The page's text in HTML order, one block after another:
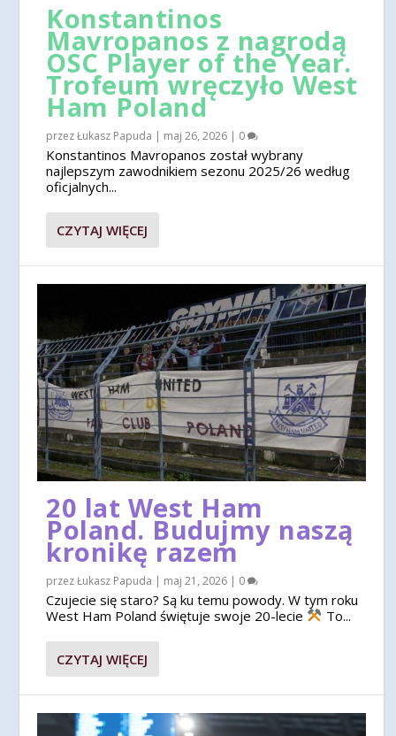
Konstantinos
Mavropanos z nagrodą
OSC Player of the Year.
Trofeum wręczyło West
Ham Poland
przezŁukasz Papuda | maj 26, 2026 | 0
Konstantinos Mavropanos został wybrany
najlepszym zawodnikiem sezonu 2025/26 według
oficjalnych...
CZYTAJ WIĘCEJ
20 lat West Ham
Poland. Budujmy naszą
kronikę razem
przezŁukasz Papuda | maj 21, 2026 | 0
Czujecie się staro? Są ku temu powody. W tym roku
West Ham Poland świętuje swoje 20-lecie
To...
CZYTAJ WIĘCEJ